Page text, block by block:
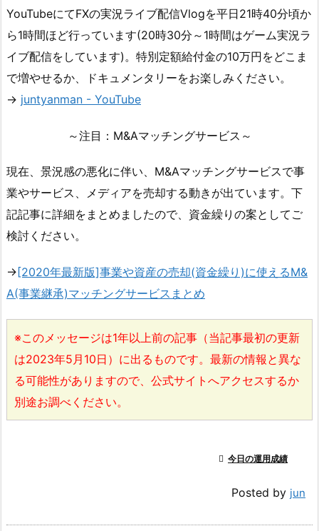
YouTubeにてFXの実況ライブ配信Vlogを平日21時40分頃か
ら1時間ほど行っています(20時30分～1時間はゲーム実況ラ
イブ配信をしています)。特別定額給付金の10万円をどこま
で増やせるか、ドキュメンタリーをお楽しみください。
→ juntyanman - YouTube
～注目：M&Aマッチングサービス～
現在、景況感の悪化に伴い、M&Aマッチングサービスで事
業やサービス、メディアを売却する動きが出ています。下
記記事に詳細をまとめましたので、資金繰りの案としてご
検討ください。
→ [2020年最新版]事業や資産の売却(資金繰り)に使えるM&
A(事業継承)マッチングサービスまとめ
※このメッセージは1年以上前の記事（当記事最初の更新
は2023年5月10日）に出るものです。最新の情報と異な
る可能性がありますので、公式サイトへアクセスするか
別途お調べください。
 今日の運用成績
Posted by jun